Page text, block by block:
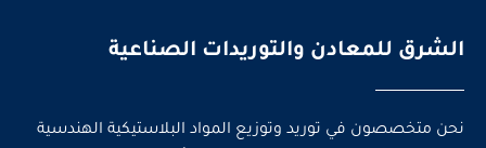
الشرق للمعادن والتوريدات الصناعية
نحن متخصصون في توريد وتوزيع المواد البلاستيكية الهندسية